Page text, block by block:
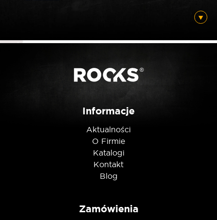
Nie jestem robotemInformacje
Aktualności
O Firmie
Katalogi
Kontakt
Blog
Zamówienia